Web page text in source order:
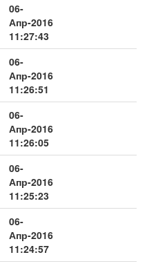
06-
Апр-2016
11:27:43
06-
Апр-2016
11:26:51
06-
Апр-2016
11:26:05
06-
Апр-2016
11:25:23
06-
Апр-2016
11:24:57